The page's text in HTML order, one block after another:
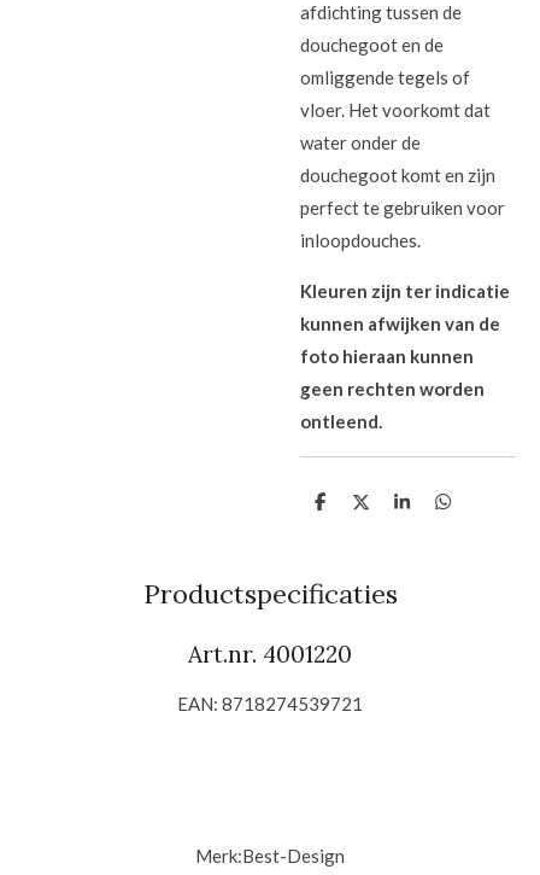
afdichting tussen de
douchegoot en de
omliggende tegels of
vloer. Het voorkomt dat
water onder de
douchegoot komt en zijn
perfect te gebruiken voor
inloopdouches.
Kleuren zijn ter indicatie
kunnen afwijken van de
foto hieraan kunnen
geen rechten worden
ontleend.
D
n
D
S
D
Productspecificaties
Art.nr. 4001220
EAN: 8718274539721
Merk:Best-Design